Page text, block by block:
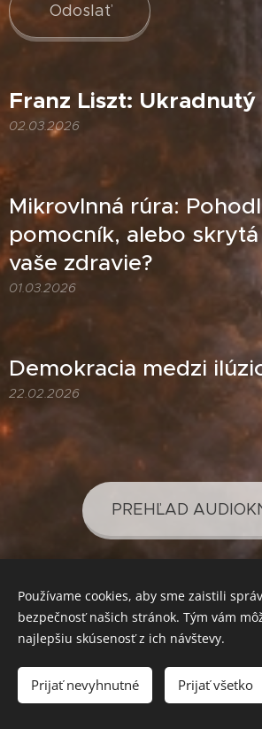
Odoslať
Franz Liszt: Ukradnutý
02.03.2026
Mikrovlnná rúra:
pomocník, alebo
vaše zdravie?
01.03.2026
Demokracia medzi
22.02.2026
PREHĽAD
PREHĽAD
SVETLO PRE VAŠE POZNANIE
Používame cookies, aby sme zaistili
bezpečnosť našich stránok. Tým vám
najlepšiu skúsenosť z ich návštevy.
Prijať nevyhnutné Prijať všetko